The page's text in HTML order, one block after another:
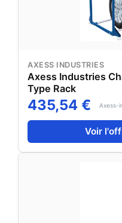
AXESS INDUSTRIES
Axess Industries
Type Rack
435,54 € Axess-
Voir